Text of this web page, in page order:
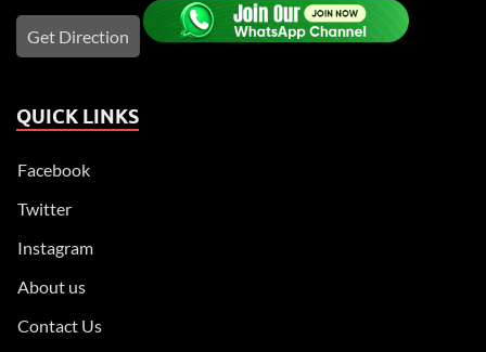
Get Direction
QUICK LINKS
Facebook
Twitter
Instagram
About us
Contact Us